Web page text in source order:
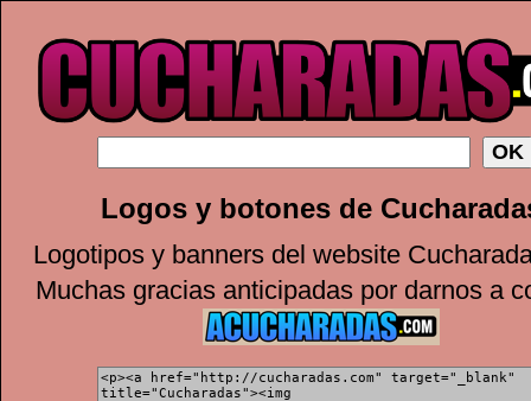
Logos y botones de
Logotipos y banners del website
Muchas gracias anticipadas por darnos a